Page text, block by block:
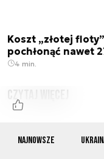
Najnowsze
Koszt „złotej
pochłonąć nawet
4 min.
czytaj więcej